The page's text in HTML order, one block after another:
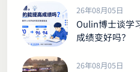
26年08月05日
Oulin博士谈学
成绩变好吗？
26年08月05日